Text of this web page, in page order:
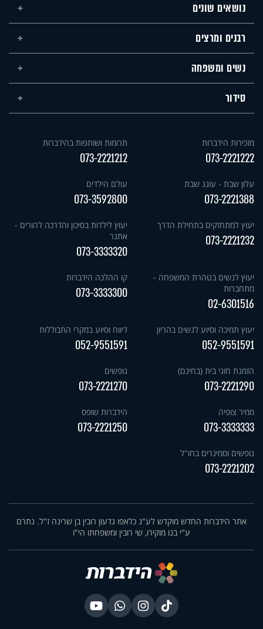
נושאים שונים
רבנים ומרצים
נשים ומשפחה
סידור
מזכירות הידברות
073-2221222
תרומות ושותפות בהידברות
073-2221212
עלון שבת - עונג שבת
073-2221388
עולם הילדים
073-3592800
יעוץ למתחזקים בתחילת הדרך
073-2221232
יעוץ לילדות בסיכון והדרכה להורים -
אתגר
073-3333320
יעוץ לנשים בטהרת המשפחה -
מתחברות
02-6301516
קו ההלכה הידברות
073-3333300
יעוץ תמיכה וסיוע לנשים בהריון
052-9551591
דיווח וסיוע במקרי התבוללות
052-9551591
הזמנת חוגי בית (בחינם)
073-2221290
נופשים
073-2221270
ממיר צופיה
073-3333333
הידברות שופס
073-2221250
נופשים וסמינרים בחו"ל
073-2221202
אתר הידברות החדש מוקדש לע"נ כלאפו גדעון רובין בן שרינה ז"ל. נתרם
ע"י בנו מוקירו, שי רובין ומשפחתו הי"ו